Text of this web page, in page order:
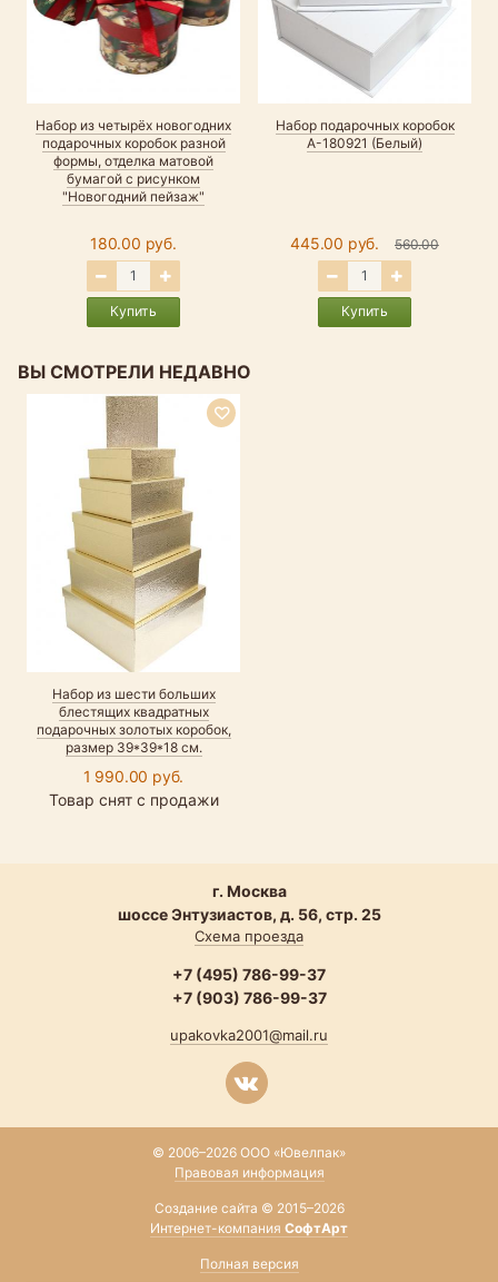
Набор из четырёх новогодних
подарочных коробок разной
формы, отделка матовой
бумагой с рисунком
"Новогодний пейзаж"
180.00 руб.
Купить
Набор подарочных коробок
А-180921 (Белый)
445.00 руб. 560.00
Купить
ВЫ СМОТРЕЛИ НЕДАВНО
Набор из шести больших
блестящих квадратных
подарочных золотых коробок,
размер 39*39*18 см.
1 990.00 руб.
Товар снят с продажи
г. Москва
шоссе Энтузиастов, д. 56, стр. 25
Схема проезда
+7 (495) 786-99-37
+7 (903) 786-99-37
upakovka2001@mail.ru
© 2006–2026 ООО «Ювелпак»
Правовая информация
Создание сайта © 2015–2026
Интернет-компания СофтАрт
Полная версия